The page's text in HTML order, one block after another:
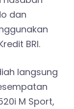
dan
BRI.
langsung
M Sport,